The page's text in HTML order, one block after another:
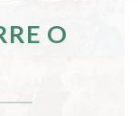
O